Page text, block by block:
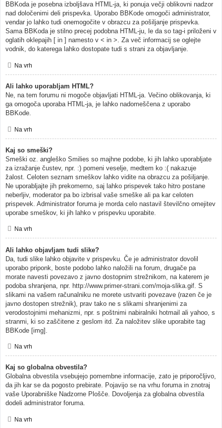
BBKoda je posebna izboljšava HTML-ja, ki ponuja večji oblikovni nadzor
nad določenimi deli prispevka. Uporabo BBKode omogoči administrator,
vendar jo lahko tudi onemogočite v obrazcu za pošiljanje prispevka.
Sama BBKoda je stilno precej podobna HTML-ju, le da so tag-i priloženi v
oglatih oklepajih [ in ] namesto v < in >. Za več informacij se oglejte
vodnik, do katerega lahko dostopate tudi s strani za objavljanje.
Na vrh
Ali lahko uporabljam HTML?
Ne, na tem forumu ni mogoče objavljati HTML-ja. Večino oblikovanja, ki
ga omogoča uporaba HTML-ja, je lahko nadomeščena z uporabo
BBKode.
Na vrh
Kaj so smeški?
Smeški oz. angleško Smilies so majhne podobe, ki jih lahko uporabljate
za izražanje čustev, npr. :) pomeni veselje, medtem ko :( nakazuje
žalost. Celoten seznam smeškov lahko vidite na obrazcu za pošiljanje.
Ne uporabljajte jih prekomerno, saj lahko prispevek tako hitro postane
neberljiv, moderator pa bo izbrisal vaše smeške ali pa kar celoten
prispevek. Administrator foruma je morda celo nastavil številčno omejitev
uporabe smeškov, ki jih lahko v prispevku uporabite.
Na vrh
Ali lahko objavljam tudi slike?
Da, tudi slike lahko objavite v prispevku. Če je administrator dovolil
uporabo priponk, boste podobo lahko naložili na forum, drugače pa
morate navesti povezavo z javno dostopnim strežnikom, na katerem je
podoba shranjena, npr. http://www.primer-strani.com/moja-slika.gif. S
slikami na vašem računalniku ne morete ustvariti povezave (razen če je
javno dostopen strežnik), prav tako ne s slikami shranjenimi za
verodostojnimi mehanizmi, npr. s poštnimi nabiralniki hotmail ali yahoo, s
stranmi, ki so zaščitene z geslom itd. Za naložitev slike uporabite tag
BBKode [img].
Na vrh
Kaj so globalna obvestila?
Globalna obvestila vsebujejo pomembne informacije, zato je priporočljivo,
da jih kar se da pogosto prebirate. Pojavijo se na vrhu foruma in znotraj
vaše Uporabniške Nadzorne Plošče. Dovoljenja za globalna obvestila
dodeli administrator foruma.
Na vrh